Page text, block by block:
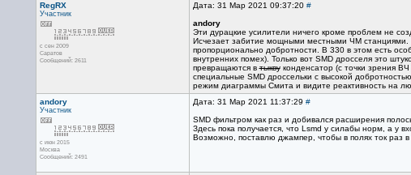
RegRX
Участник
с сен 2009
Саратов
Сообщений: 2611
Дата: 31 Мар 2021 09:37:20 #
andory
Эти дурацкие усилители ничего кроме проблем не
Исчезает забитие мощными местными ЧМ станциями.
пропорционально добротности. В 330 в этом есть
внутренних помех). Только вот SMD дросселя это
превращаются втыквуконденсатор (с точки зрения
специальные SMD дроссельки с высокой
режим диаграммы Смита и видите реактивность на
andory
Участник
с июн 2015
Москва
Сообщений: 2491
Дата: 31 Мар 2021 11:37:29 #
SMD фильтром как раз и добивался расширения
Здесь пока получается, что Lsmd у силабы норм, а у
Возможно, поставлю джампер, чтобы в полях ток раз в